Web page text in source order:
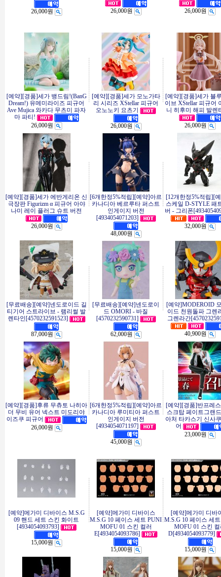
26,000원 26,000원 26,000원
[예약][경품]세가 뱅드림!(BanG
Dream!) 유메미라이즈 피규어
Ave Mujica 와카다 무츠미 파자
마 파티!
26,000원
[예약][경품]세가 모노가타
리 시리즈 XStellar 피규어
오노노키 요츠기
26,000원
[예약][경품]세가 블
이브 XStellar 피규어
니 히후미 해피 발렌
26,000원
[예약][경품]세가 에반게리온 신
극장판 Figurizm α 피규어 아야
나미 레이 플러그 슈트 버전
26,000원
[6개한정5%적립][예약]아르
카나디아 베르루타 퍼스트
인게이지 버전
[4934054071203]
48,000원
[12개한정5%적립][
스케일 D-STYLE 패
버 - 그리폰
32,000원
[무료배송][예약]넨도로이드 길
티기어 스트라이브 - 램리썰 발
렌타인[4570232591523]
87,000원
[무료배송][예약]넨도로이
드 OMORI - 바질
[4570232590731]
62,000원
[예약]MODEROID
이드 천원돌파 그렌
그렌라간
40,900원
[예약][경품]후류 무츄토 나히아
더 무비 유어 넥스트 미도리야
이즈쿠 피규어
26,000원
[6개한정5%적립][예약]아르
카나디아 루미티아 퍼스트
인게이지 버전
[4934054071197]
45,000원
[예약][경품]반프레
스크탑 페이트그랜
아처 타카스기 신사
어
23,000원
[예약]메가미 디바이스 M.S.G
09 핸드 세트 스킨 화이트
[4934054093793]
15,000원
[예약]메가미 디바이스
M.S.G 10 페이스 세트 PUNI
MOFU 01 스킨 컬러
E[4934054093786]
15,000원
[예약]메가미 디바
M.S.G 10 페이스 세
MOFU 01 스킨
D[4934054093779]
15,000원